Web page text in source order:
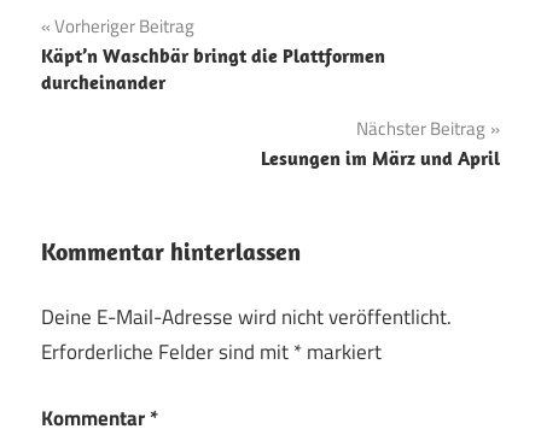
Beitragsnavigation
Vorheriger Beitrag
Käpt’n Waschbär bringt die Plattformen
durcheinander
Nächster Beitrag
Lesungen im März und April
Kommentar hinterlassen
Deine E-Mail-Adresse wird nicht veröffentlicht.
Erforderliche Felder sind mit*markiert
Kommentar*